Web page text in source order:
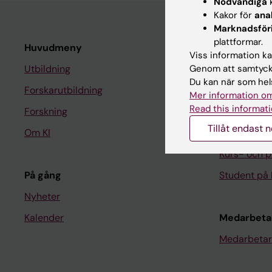
Huvudmeny
Utbildning
Forskarutbildning
Forskning
Om KI
På gång
Nyheter
Kalender
Student
Ladok
Canvas
Schema
Kurs- och
Student på
Kakor för
plattformar.
Viss information
Genom att
Du kan när som
Mer information
Read this
Tillåt endast